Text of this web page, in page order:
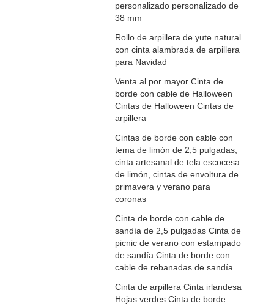
personalizado personalizado de
38 mm
Rollo de arpillera de yute natural
con cinta alambrada de arpillera
para Navidad
Venta al por mayor Cinta de
borde con cable de Halloween
Cintas de Halloween Cintas de
arpillera
Cintas de borde con cable con
tema de limón de 2,5 pulgadas,
cinta artesanal de tela escocesa
de limón, cintas de envoltura de
primavera y verano para
coronas
Cinta de borde con cable de
sandía de 2,5 pulgadas Cinta de
picnic de verano con estampado
de sandía Cinta de borde con
cable de rebanadas de sandía
Cinta de arpillera Cinta irlandesa
Hojas verdes Cinta de borde